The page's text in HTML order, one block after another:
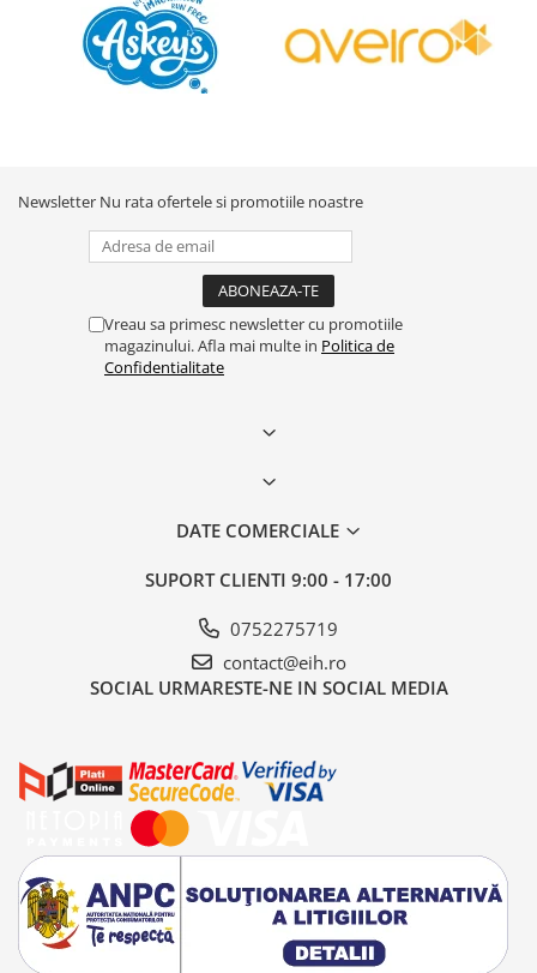
Newsletter Nu rata ofertele si promotiile noastre
Vreau sa primesc newsletter cu promotiile
magazinului. Afla mai multe in Politica de
Confidentialitate
DATE COMERCIALE
SUPORT CLIENTI 9:00 - 17:00
0752275719
contact@eih.ro
SOCIAL URMARESTE-NE IN SOCIAL MEDIA